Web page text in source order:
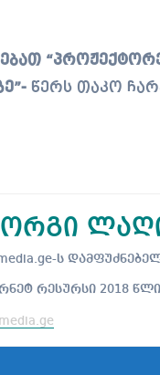
წერს თაკო
ს
რესურსი 2018